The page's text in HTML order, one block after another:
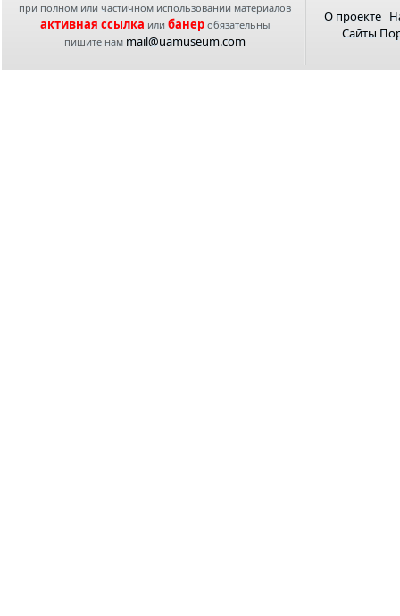
при полном или частичном использовании материалов
активная ссылка или банеробязательны
пишите нам mail@uamuseum.com
О проекте
Сайты